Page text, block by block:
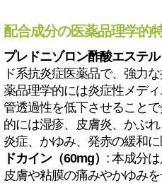
配合成分の医薬品理学的
プレドニゾロン酢酸エステル
ド系抗炎症医薬品で、強力
薬品理学的には炎症性メデ
管透過性を低下させること
的には湿疹、皮膚炎、かぶ
炎症、かゆみ、発赤の緩和
ドカイン（60mg） : 本成分
皮膚や粘膜の痛みやかゆみ